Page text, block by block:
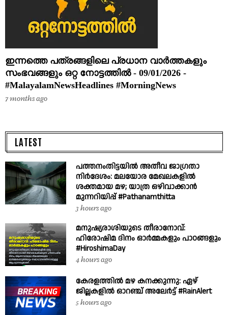
ഇന്നത്തെ പത്രങ്ങളിലെ പ്രധാന വാർത്തകളും
സംഭവങ്ങളും ഒറ്റ നോട്ടത്തിൽ - 09/01/2026 -
#MalayalamNewsHeadlines #MorningNews
7 months ago
LATEST
പത്തനംതിട്ടയിൽ അതീവ ജാഗ്രതാ
നിർദേശം: മലയോര മേഖലകളിൽ
ശക്തമായ മഴ; യാത്ര ഒഴിവാക്കാൻ
മുന്നറിയിപ്പ് #Pathanamthitta
3 hours ago
മനുഷ്യരാശിയുടെ തീരാനോവ്:
ഹിരോഷിമ ദിനം ഓർമ്മകളും പാഠങ്ങളും
#HiroshimaDay
4 hours ago
കേരളത്തിൽ മഴ കനക്കുന്നു: ഏഴ്
ജില്ലകളിൽ ഓറഞ്ച് അലേർട്ട് #RainAlert
5 hours ago